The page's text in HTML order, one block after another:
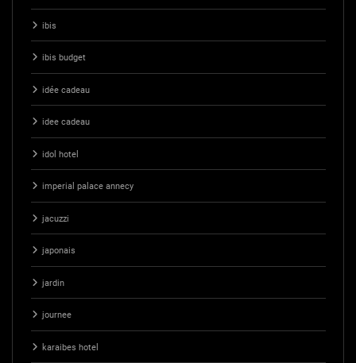
ibis
ibis budget
idée cadeau
idee cadeau
idol hotel
imperial palace annecy
jacuzzi
japonais
jardin
journee
karaibes hotel